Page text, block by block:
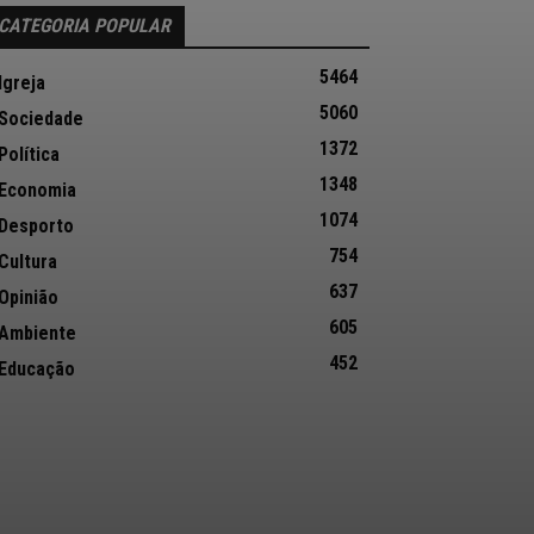
CATEGORIA POPULAR
Igreja
5464
Sociedade
5060
Política
1372
Economia
1348
Desporto
1074
Cultura
754
Opinião
637
605
Educação
452